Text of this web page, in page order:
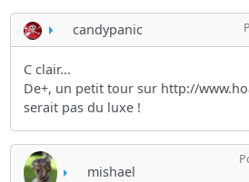
candypanic
C clair...
De+, un petit tour sur http://
serait pas du luxe !
mishael